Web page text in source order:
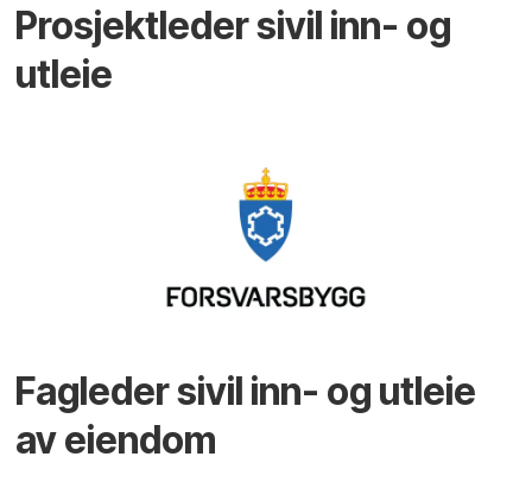
Prosjektleder sivil inn- og
utleie
Fagleder sivil inn- og utleie
av eiendom